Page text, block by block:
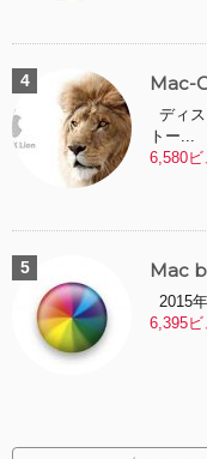
Mac-
ディ
トー...
6,580ビ
Mac
2015
6,395ビ